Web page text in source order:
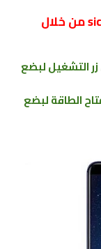
الطريقة الأولى: فرمتة هاتف سيكو sico من خلال
التشغيل لبضع
الطاقة لبضع